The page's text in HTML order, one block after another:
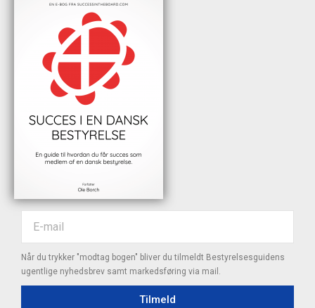
Når du trykker "modtag bogen" bliver du tilmeldt Bestyrelsesguidens
ugentlige nyhedsbrev samt markedsføring via mail.
Tilmeld